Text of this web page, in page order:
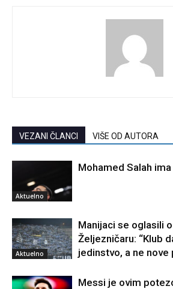
VEZANI ČLANCI VIŠE OD AUTORA
Aktuelno
Mohamed Salah
Aktuelno
Manijaci se oglasili
Željezničaru: “Klub
jedinstvo, a ne nove
Messi je ovim